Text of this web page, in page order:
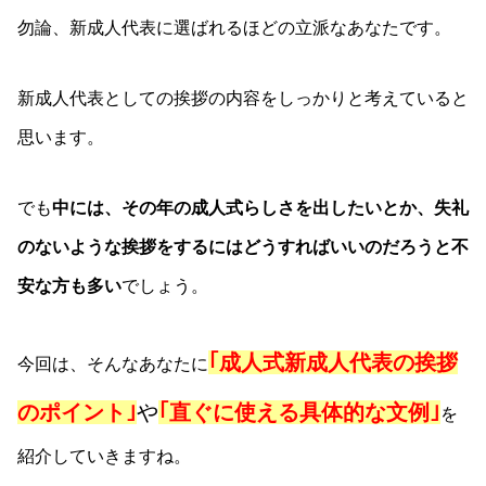
勿論、新成人代表に選ばれるほどの立派なあなたです。
新成人代表としての挨拶の内容をしっかりと考えていると
思います。
でも中には、その年の成人式らしさを出したいとか、失礼
のないような挨拶をするにはどうすればいいのだろうと不
安な方も多いでしょう。
今回は、そんなあなたに ｢成人式新成人代表の挨拶
のポイント｣や｢直ぐに使える具体的な文例｣ を
紹介していきますね。